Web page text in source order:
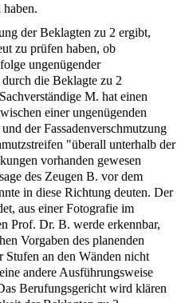
der Beklagten zu 2 ergibt,
zu prüfen haben, ob
ungenügender
die Beklagte zu 2
M. hat einen
einer ungenügenden
der Fassadenverschmutzung
"überall unterhalb der
vorhanden gewesen
des Zeugen B. vor dem
in diese Richtung deuten. Der
aus einer Fotografie im
Prof. Dr. B. werde erkennbar,
Vorgaben des planenden
an den Wänden nicht
andere Ausführungsweise
Berufungsgericht wird klären